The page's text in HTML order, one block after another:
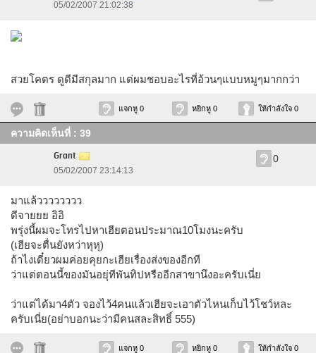
05/02/2007 21:02:38
สวยโคตร ดูดีมีสกุลมาก แต่ผมชอบอะไรที่อ้วนๆแบบหมูๆมากกว่า
แจกหู 0 หยิกหู 0 ให้กำลังใจ 0
ความคิดเห็นที่ : 39
Grant
05/02/2007 23:14:13
0
มาแล้วววววววว
ดีจายยย อิอิ
พรุ่งนี้ผมจะโทรไปหาเฮียตอนประมาณ10โมงนะครับ
(เฮียจะตื่นยังหว่าหุหุ)
ถ้าไงเดี๋ยวผมค่อยคุยกะเฮียเรื่องส่งของอีกที
ว่าแต่ตอนนี้ของมันอยุ่ทีพันทิปหรืออีกสาขานึงอะครับเนี่ย
ว่าแต่ได้มา4ตัว จองไว้4คนแล้วเฮียจะเอาตัวไหนเก็บไว้โชว์หละ
ครับเนี่ย(อย่าบอกนะว่ามีคนสละสิทธิ์ 555)
แจกหู 0 หยิกหู 0 ให้กำลังใจ 0